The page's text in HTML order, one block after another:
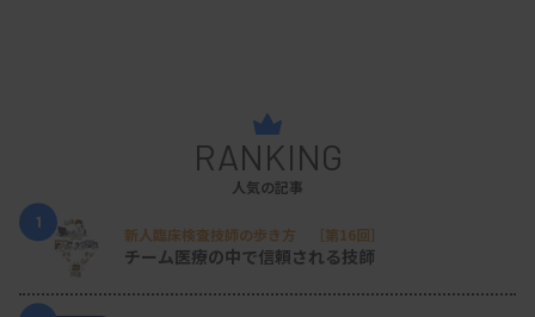
RANKING
人気の記事
1
新人臨床検査技師の歩き方 ［第16回］
チーム医療の中で信頼される技師